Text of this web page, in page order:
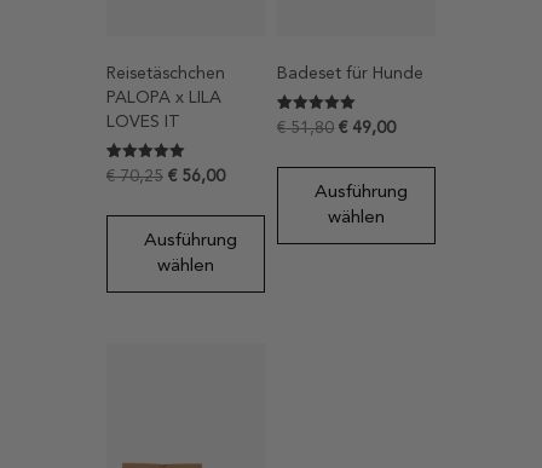
Reisetäschchen
PALOPA x LILA
LOVES IT
Bewertet mit
5
basierend
5
Kundenbewertungen
€70,25 €56,00
Ausführung
wählen
Badeset für Hunde
Bewertet mit
5
basierend
3
Kundenbewertungen
€51,80 €49,00
Ausführung
wählen